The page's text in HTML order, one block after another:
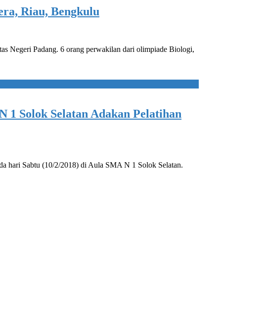
Riau, Bengkulu
Negeri Padang. 6 orang perwakilan dari olimpiade Biologi,
1 Solok Selatan Adakan Pelatihan
hari Sabtu (10/2/2018) di Aula SMA N 1 Solok Selatan.